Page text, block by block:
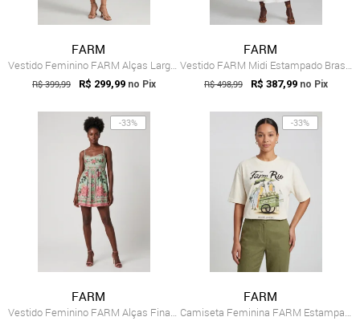
FARM
Vestido Feminino FARM Alças Largas Estam...
R$ 399,99 R$ 299,99 no Pix
FARM
Vestido FARM Midi Estampado Brasil Branco
R$ 498,99 R$ 387,99 no Pix
-33%
FARM
Vestido Feminino FARM Alças Finas Estampa Verde
-33%
FARM
Camiseta Feminina FARM Estampa Tropical Off White